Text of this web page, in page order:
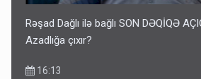
Rəşad Dağlı ilə bağlı SON DƏQİQƏ
Azadlığa çıxır?
16:13